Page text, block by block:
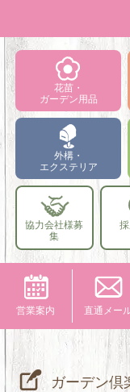
花苗・
ガーデン用品
外構・
エクステリア
協力会社様募
集
営業案内 直通メー
ガーデン倶